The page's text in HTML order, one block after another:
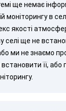
ще немає
моніторингу в
якості
селі ще не
ми не знаємо
встановити її, або